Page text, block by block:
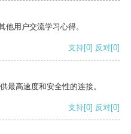
他用户交流学习心得。
支持[0] 反对[0]
最高速度和安全性的连接。
支持[0] 反对[0]